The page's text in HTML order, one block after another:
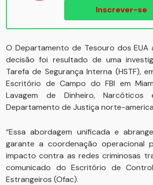
Inscrever-se
O Departamento de Tesouro dos EUA
decisão foi resultado de uma
Tarefa de Segurança Interna (HSTF),
Escritório de Campo do FBI em
Lavagem de Dinheiro,
Departamento de Justiça norte-
“Essa abordagem unificada e
garante a coordenação operacional
impacto contra as redes criminosas
comunicado do Escritório de
Estrangeiros (Ofac).